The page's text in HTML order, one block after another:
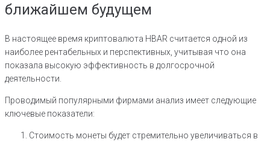
ближайшем будущем
В настоящее время криптовалюта HBAR считается одной из
наиболее рентабельных и перспективных, учитывая что она
показала высокую эффективность в долгосрочной
деятельности.
Проводимый популярными фирмами анализ имеет следующие
ключевые показатели:
Стоимость монеты будет стремительно увеличиваться в